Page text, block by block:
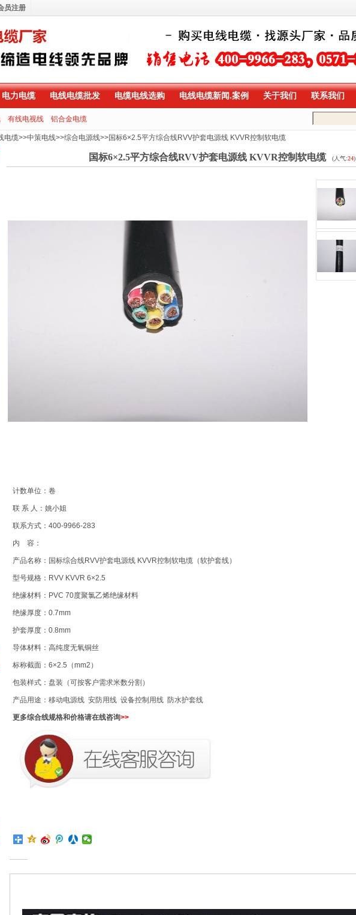
电力电缆 电线电缆批发 电缆电线选购 电线电缆新闻.案例 关于我们 联系我们
有线电视线 铝合金电缆
电缆>>中策电线>>综合电源线>>国标6×2.5平方综合线RVV护套电源线 KVVR控制软电缆
国标6×2.5平方综合线RVV护套电源线 KVVR控制软电缆 (人气:24)
计数单位：卷
联 系 人：姚小姐
联系方式：400-9966-283
内 容：
产品名称：国标综合线RVV护套电源线 KVVR控制软电缆（软护套线）
型号规格：RVV KVVR 6×2.5
绝缘材料：PVC 70度聚氯乙烯绝缘材料
绝缘厚度：0.7mm
护套厚度：0.8mm
导体材料：高纯度无氧铜丝
标称截面： 6×2.5 （mm2）
包装样式：盘装（可按客户需求米数分割）
产品用途：移动电源线 安防用线 设备控制用线 防水护套线
更多综合线规格和价格请在线咨询>>
员注册